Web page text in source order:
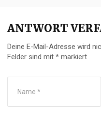
ANTWORT
Deine E-Mail-Adresse wird
Felder sind mit * markiert